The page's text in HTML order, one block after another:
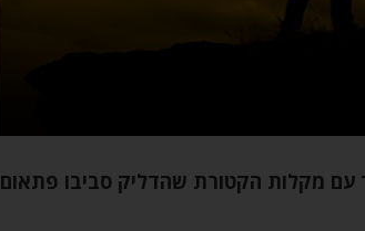
עם מקלות הקטורת שהדליק סביבו פתאום